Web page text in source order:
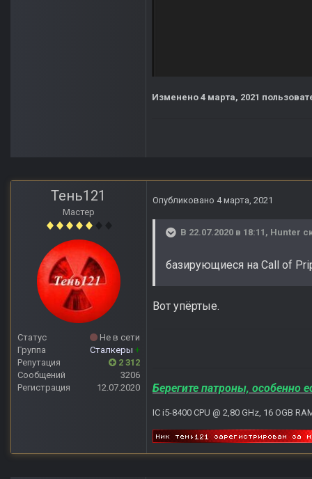
Изменено 4 марта, 2021
Тень121
Мастер
Статус
Не в сети
Группа
Сталкеры +
Репутация
2 312
Сообщений
3206
Регистрация
12.07.2020
Опубликовано 4 марта, 2021
В 22.07.2020 в 18:11, Hunter
базирующиеся на Call of
Вот упёртые.
Берегите патроны, особенно
IC i5-8400 CPU @ 2,80 GHz, 16 OGB